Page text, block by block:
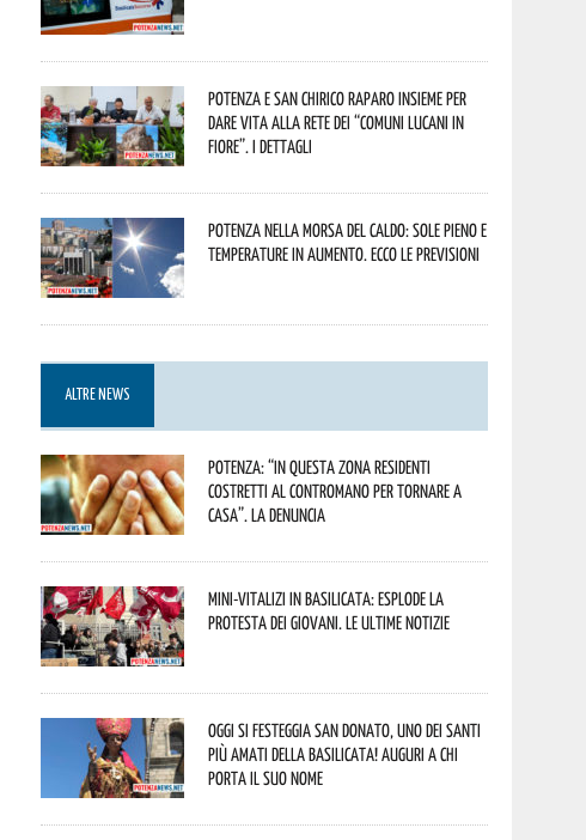
Potenza e San Chirico Raparo insieme per
dare vita alla rete dei “Comuni Lucani in
Fiore”. I dettagli
Potenza nella morsa del caldo: sole pieno e
temperature in aumento. Ecco le previsioni
ALTRE NEWS
Potenza: “In questa zona residenti
costretti al contromano per tornare a
casa”. La denuncia
Mini-vitalizi in Basilicata: esplode la
protesta dei giovani. Le ultime notizie
Oggi si festeggia San Donato, uno dei Santi
più amati della Basilicata! Auguri a chi
porta il suo nome